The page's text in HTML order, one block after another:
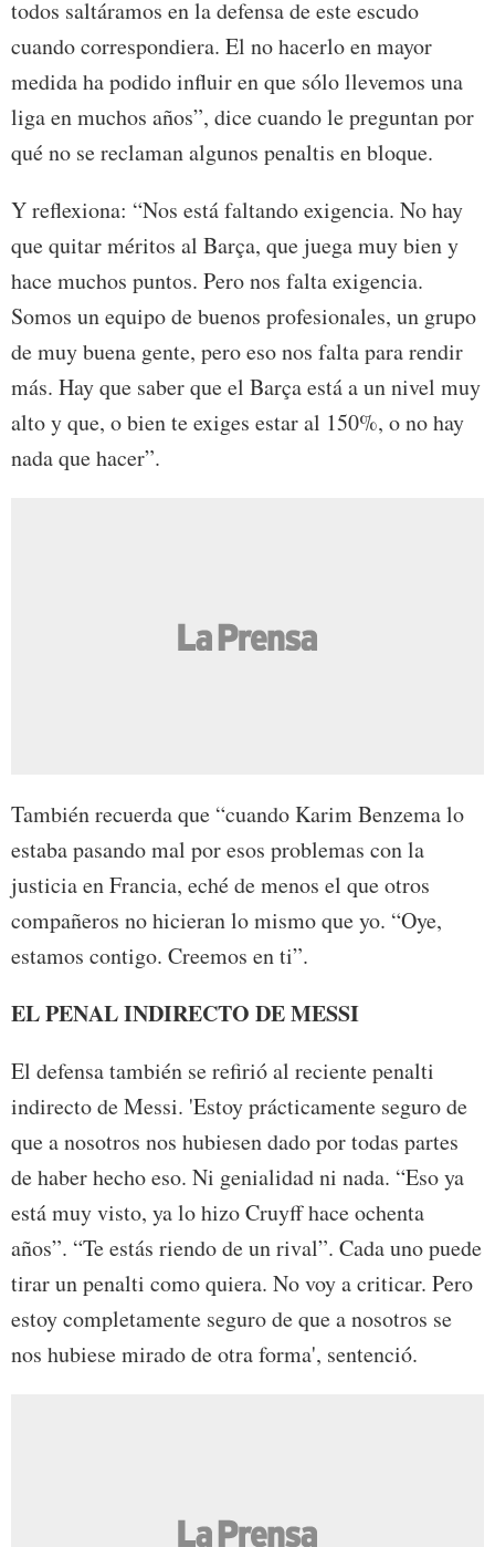
todos saltáramos en la defensa de este escudo
cuando correspondiera. El no hacerlo en mayor
medida ha podido influir en que sólo llevemos una
liga en muchos años”, dice cuando le preguntan por
qué no se reclaman algunos penaltis en bloque.
Y reflexiona: “Nos está faltando exigencia. No hay
que quitar méritos al Barça, que juega muy bien y
hace muchos puntos. Pero nos falta exigencia.
Somos un equipo de buenos profesionales, un grupo
de muy buena gente, pero eso nos falta para rendir
más. Hay que saber que el Barça está a un nivel muy
alto y que, o bien te exiges estar al 150%, o no hay
nada que hacer”.
También recuerda que “cuando Karim Benzema lo
estaba pasando mal por esos problemas con la
justicia en Francia, eché de menos el que otros
compañeros no hicieran lo mismo que yo. “Oye,
estamos contigo. Creemos en ti”.
EL PENAL INDIRECTO DE MESSI
El defensa también se refirió al reciente penalti
indirecto de Messi. 'Estoy prácticamente seguro de
que a nosotros nos hubiesen dado por todas partes
de haber hecho eso. Ni genialidad ni nada. “Eso ya
está muy visto, ya lo hizo Cruyff hace ochenta
años”. “Te estás riendo de un rival”. Cada uno puede
tirar un penalti como quiera. No voy a criticar. Pero
estoy completamente seguro de que a nosotros se
nos hubiese mirado de otra forma', sentenció.